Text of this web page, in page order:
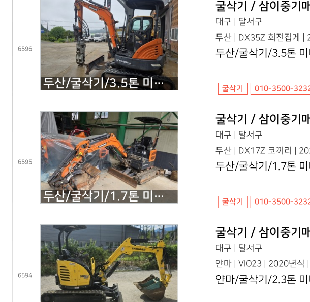
6596
두산/굴삭기/3.5톤 미니굴삭기/DX35Z 회전집게/2019년식
굴삭기 / 삼이중기
대구 | 달서구
두산 | DX35Z 회전집게 |
두산/굴삭기/3.5톤
굴삭기 010-3500-
6595
두산/굴삭기/1.7톤 미니굴삭기/DX17Z 코끼리/2021년식
굴삭기 / 삼이중기
대구 | 달서구
두산 | DX17Z 코끼리 |
두산/굴삭기/1.7톤
굴삭기 010-3500-
6594
굴삭기 / 삼이중기
대구 | 달서구
얀마 | VIO23 | 2020년식 |
얀마/굴삭기/2.3톤